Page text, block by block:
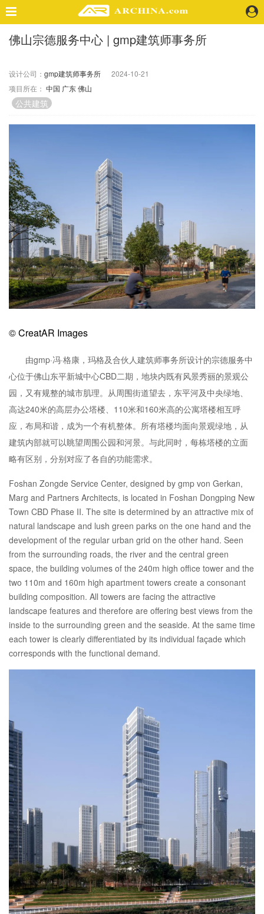
精选案例
景 观
室 内
视 频
人 物
地 产
快速搜索
企业招聘
企业会员
广告投放
关于我们
联系我们
佛山宗德服务中心 | gmp建筑师事务所
设计公司： gmp建筑师事务所
2024-10-21
项目所在： 中国 广东佛山
公共建筑
© CreatAR Images
由gmp·冯·格康，玛格及合伙人建筑师事务所设计的宗德服务中
心位于佛山东平新城中心CBD二期，地块内既有风景秀丽的景观公
园，又有规整的城市肌理。从周围街道望去，东平河及中央绿地、
高达240米的高层办公塔楼、110米和160米高的公寓塔楼相互呼
应，布局和谐，成为一个有机整体。所有塔楼均面向景观绿地，从
建筑内部就可以眺望周围公园和河景。与此同时，每栋塔楼的立面
略有区别，分别对应了各自的功能需求。
Foshan Zongde Service Center, designed by gmp von Gerkan,
Marg and Partners Architects, is located in Foshan Dongping New
Town CBD Phase II. The site is determined by an attractive mix of
natural landscape and lush green parks on the one hand and the
development of the regular urban grid on the other hand. Seen
from the surrounding roads, the river and the central green
space, the building volumes of the 240m high office tower and the
two 110m and 160m high apartment towers create a consonant
building composition. All towers are facing the attractive
landscape features and therefore are offering best views from the
inside to the surrounding green and the seaside. At the same time
each tower is clearly differentiated by its individual façade which
corresponds with the functional demand.